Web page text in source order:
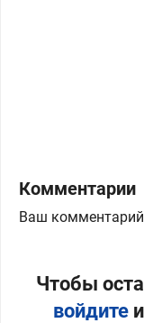
Комментарии
Ваш
Чтобы
войдите